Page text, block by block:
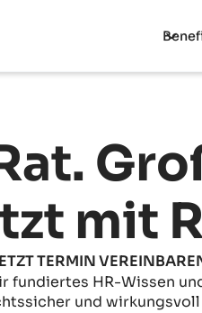
mit
TERMIN
fundiertes HR-Wissen
und